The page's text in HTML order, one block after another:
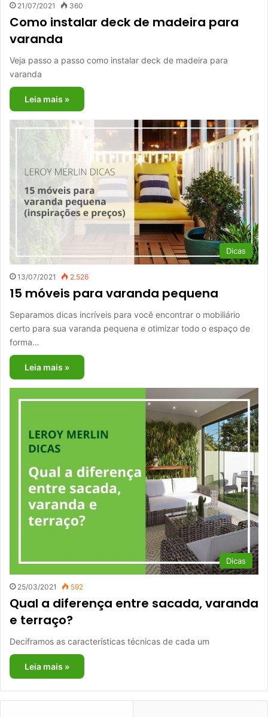
21/07/2021 360
Como instalar deck de madeira para
varanda
Veja passo a passo como instalar deck de madeira para
varanda
Leia mais »
Dicas
13/07/2021 2.526
15 móveis para varanda pequena
Separamos dicas incríveis para você encontrar o mobiliário
certo para sua varanda pequena e otimizar todo o espaço de
forma…
Leia mais »
Dicas
25/03/2021 592
Qual a diferença entre sacada, varanda
e terraço?
Deciframos as características técnicas de cada um
Leia mais »